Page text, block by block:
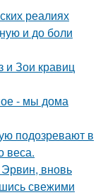
реалиях
и до боли
и Зои кравиц
- мы дома
подозревают в
веса.
вновь
свежими